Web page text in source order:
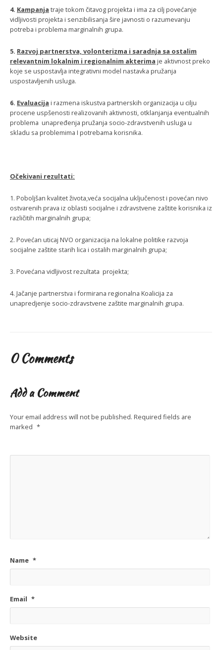
4. Kampanja traje tokom čitavog projekta i ima za cilj povećanje
vidljivosti projekta i senzibilisanja šire javnosti o razumevanju
potreba i problema marginalnih grupa.
5. Razvoj partnerstva, volonterizma i saradnja sa ostalim
relevantnim lokalnim i regionalnim akterima je aktivnost preko
koje se uspostavlja integrativni model nastavka pružanja
uspostavljenih usluga.
6. Evaluacija i razmena iskustva partnerskih organizacija u cilju
procene uspšenosti realizovanih aktivnosti, otklanjanja eventualnih
problema unapređenja pružanja socio-zdravstvenih usluga u
skladu sa problemima I potrebama korisnika.
Očekivani rezultati:
1. Poboljšan kvalitet života,veća socijalna uključenost i povećan nivo
ostvarenih prava iz oblasti socijalne i zdravstvene zaštite korisnika iz
različitih marginalnih grupa;
2. Povećan uticaj NVO organizacija na lokalne politike razvoja
socijalne zaštite starih lica i ostalih marginalnih grupa;
3. Povećana vidljivost rezultata projekta;
4. Jačanje partnerstva i formirana regionalna Koalicija za
unapredjenje socio-zdravstvene zaštite marginalnih grupa.
0 Comments
Add a Comment
Your email address will not be published. Required fields are
marked *
Name *
Email *
Website